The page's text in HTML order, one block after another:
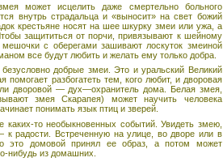
может исцелить даже смертельно больного
внутрь страдальца и «выносит» на свет божий
крестьяне носят на шее шкурку змеи или ужа, а
защититься от порчи, привязывают к шейному
с оберегами зашивают лоскуток змеиной
все будут любить и желать ему только добра.
добрые змеи. Это и уральский Великий
помогает разбогатеть тем, кого любит, и дворовая
дворовой — дух—охранитель дома. Белая змея,
змея Скарапея) может научить человека
понимать язык птиц и зверей.
то необыкновенных событий. Увидеть змею,
радости. Встреченную на улице, во дворе или в
это домовой принял ее образ, а потом может
нибудь из домашних.